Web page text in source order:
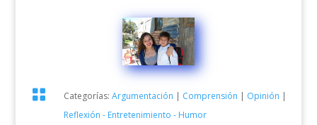
 Categorías: Argumentación | Comprensión | Opinión |
Reflexión - Entretenimiento - Humor